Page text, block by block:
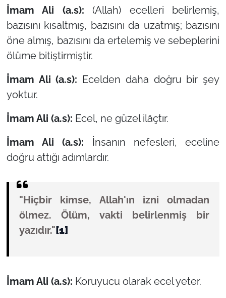
İmam Ali (a.s): (Allah) ecelleri belirlemiş,
bazısını kısaltmış, bazısını da uzatmış; bazısını
öne almış, bazısını da ertelemiş ve sebeplerini
ölüme bitiştirmiştir.
İmam Ali (a.s): Ecelden daha doğru bir şey
yoktur.
İmam Ali (a.s): Ecel, ne güzel ilâçtır.
İmam Ali (a.s): İnsanın nefesleri, eceline
doğru attığı adımlardır.
"Hiçbir kimse, Allah'ın izni olmadan
ölmez. Ölüm, vakti belirlenmiş bir
yazıdır."[1]
İmam Ali (a.s): Koruyucu olarak ecel yeter.